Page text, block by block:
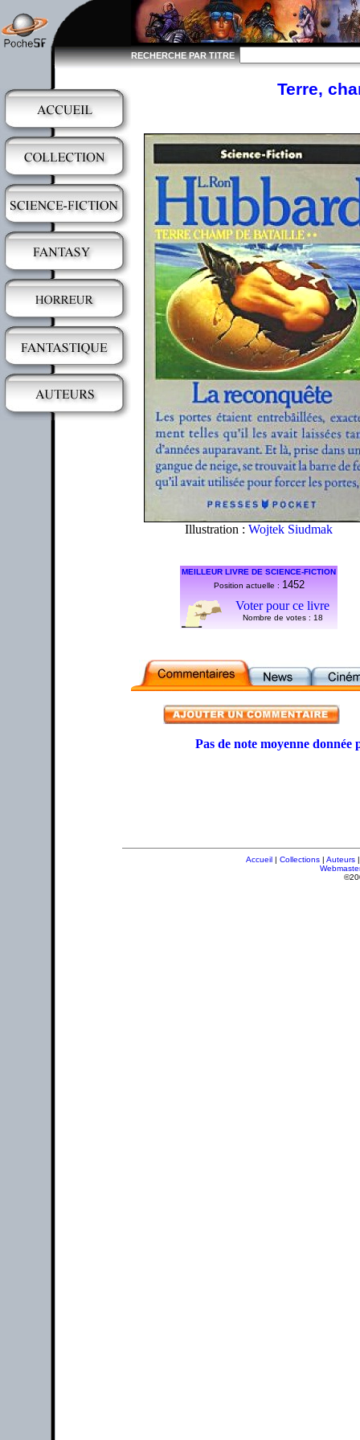
RECHERCHE PAR TITRE
Terre,
Illustration : Wojtek Siudmak
MEILLEUR LIVRE DE SCIENCE-FICTION
Position actuelle : 1452
Voter pour ce livre
Nombre de votes : 18
Pas de note moyenne
Accueil | Collections | Auteurs